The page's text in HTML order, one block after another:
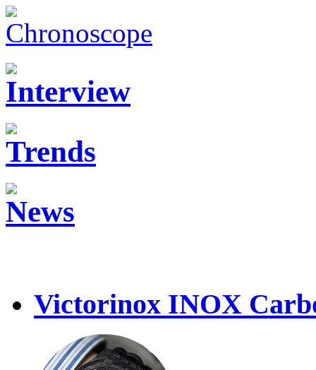
Victorinox INOX